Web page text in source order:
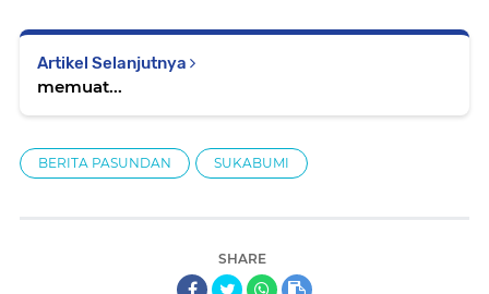
Artikel Selanjutnya
memuat...
BERITA PASUNDAN SUKABUMI
SHARE